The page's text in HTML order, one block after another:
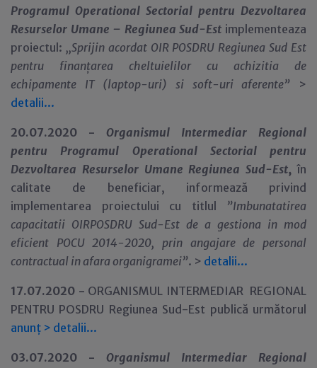
Programul Operational Sectorial pentru Dezvoltarea
Resurselor Umane – Regiunea Sud-Est implementeaza
proiectul: ,,Sprijin acordat OIR POSDRU Regiunea Sud Est
pentru finanțarea cheltuielilor cu achizitia de
echipamente IT (laptop-uri) si soft-uri aferente” >
detalii...
20.07.2020 - Organismul Intermediar Regional
pentru Programul Operational Sectorial pentru
Dezvoltarea Resurselor Umane Regiunea Sud-Est, în
calitate de beneficiar,
informează privind
implementarea proiectului cu titlul ”Imbunatatirea
capacitatii OIRPOSDRU Sud-Est de a gestiona in mod
eficient POCU 2014-2020, prin angajare de personal
contractual in afara organigramei”. > detalii...
17.07.2020 - ORGANISMUL INTERMEDIAR REGIONAL
PENTRU POSDRU Regiunea Sud-Est publică următorul
anunț > detalii...
03.07.2020 - Organismul Intermediar Regional